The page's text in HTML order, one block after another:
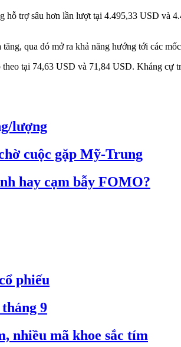
trợ sâu hơn lần lượt tại 4.495,33 USD và
qua đó mở ra khả năng hướng tới các
tại 74,63 USD và 71,84 USD. Kháng cự
lượng
cuộc gặp Mỹ-Trung
hay cạm bẫy FOMO?
phiếu
9
nhiều mã khoe sắc tím